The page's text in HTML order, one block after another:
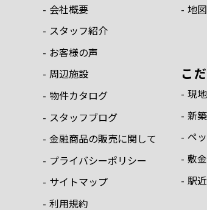
会社概要
スタッフ紹介
お客様の声
周辺施設
物件カタログ
スタッフブログ
金融商品の販売に関して
プライバシーポリシー
サイトマップ
利用規約
地
こ
現
新
ペ
敷
駅